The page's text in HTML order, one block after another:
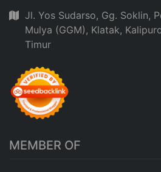
Jl. Yos Sudarso, Gg. Soklin,
Mulya (GGM), Klatak,
Timur
MEMBER OF